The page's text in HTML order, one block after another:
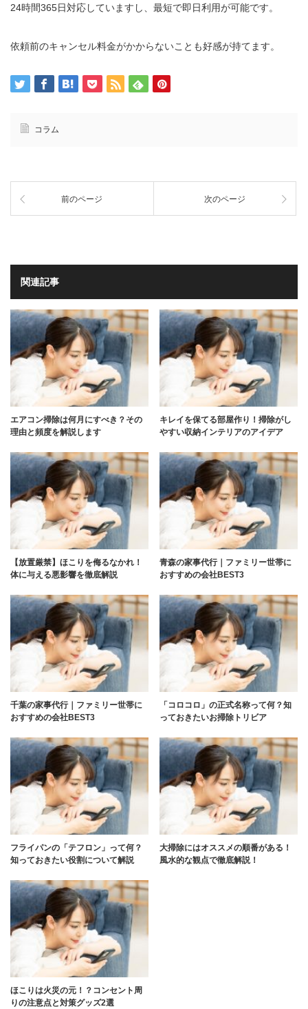
24時間365日対応していますし、最短で即日利用が可能です。
依頼前のキャンセル料金がかからないことも好感が持てます。
コラム
前のページ 次のページ
関連記事
エアコン掃除は何月にすべき？その
理由と頻度を解説します
キレイを保てる部屋作り！掃除がし
やすい収納インテリアのアイデア
【放置厳禁】ほこりを侮るなかれ！
体に与える悪影響を徹底解説
青森の家事代行｜ファミリー世帯に
おすすめの会社BEST3
千葉の家事代行｜ファミリー世帯に
おすすめの会社BEST3
「コロコロ」の正式名称って何？知
っておきたいお掃除トリビア
フライパンの「テフロン」って何？
知っておきたい役割について解説
大掃除にはオススメの順番がある！
風水的な観点で徹底解説！
ほこりは火災の元！？コンセント周
りの注意点と対策グッズ2選